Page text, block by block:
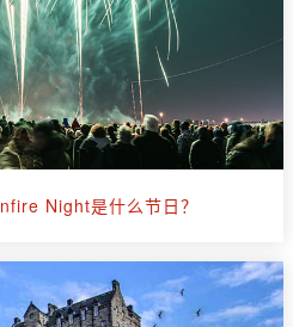
Night是什么节日？